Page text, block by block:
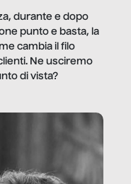
durante e dopo
punto e basta, la
cambia il filo
Ne usciremo
di vista?